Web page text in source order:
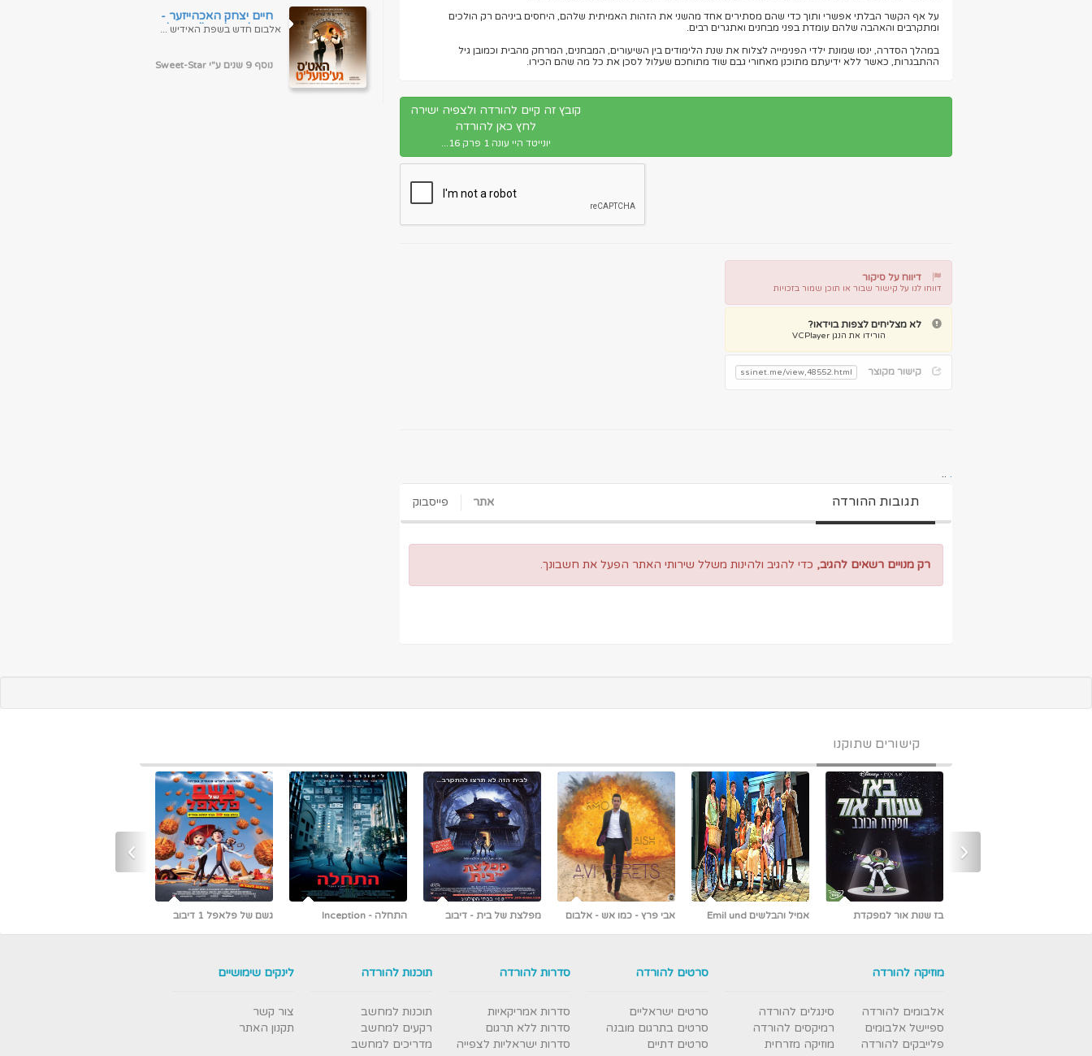
על אף הקשר הבלתי אפשרי ותוך כדי שהם מסתירים אחד מהשני את הזהות האמיתית שלהם, היחסים ביניהם רק הולכים
ומתקרבים והאהבה שלהם עומדת בפני מבחנים ואתגרים רבים.
במהלך הסדרה, ינסו שמונת ילדי הפנימייה לצלוח את שנת הלימודים בין השיעורים, המבחנים, המרחק מהבית וכמובן גיל
ההתבגרות, כאשר ללא ידיעתם מתוכנן מאחורי גבם שוד מתוחכם שעלול לסכן את כל מה שהם הכירו.
קובץ זה קיים להורדה ולצפיה ישירה
לחץ כאן להורדה
יונייטד היי עונה 1 פרק 16...
דיווח על סיקור
דווחו לנו על קישור שבור או תוכן שמור בזכויות
דיווח על קישור שבור
דיווח על תוכן מפר זכויות
לא מצליחים לצפות בוידאו?
הורידו את הנגן VCPlayer
קישור מקוצר
.
תגובות ההורדה אתר פייסבוק
רק מנויים רשאים להגיב, כדי להגיב ולהינות משלל שירותי האתר הפעל את חשבונך.
..
חיים יצחק האכהייזער -
האט'ס גע'פועל'ט - אלבום
אלבום חדש בשפת האידיש ...
נוסף 9 שנים ע"י Sweet-Star
קישורים שתוקנו
אמיל והבלשים Emil und
אבי פרץ - כמו אש - אלבום
מפלצת של בית - דיבוב
התחלה - Inception
גשם של פלאפל 1 דיבוב
כמו גדולים (קלאסיקה עם
› ‹
מוזיקה להורדה
אלבומים להורדה
סינגלים להורדה
ספיישל אלבומים
רמיקסים להורדה
פלייבקים להורדה
מוזיקה מזרחית
סרטים להורדה
סרטים ישראליים
סרטים בתרגום מובנה
סרטים דתיים
סדרות להורדה
סדרות אמריקאיות
סדרות ללא תרגום
סדרות ישראליות לצפייה
תוכנות להורדה
תוכנות למחשב
רקעים למחשב
מדריכים למחשב
לינקים שימושיים
צור קשר
תקנון האתר